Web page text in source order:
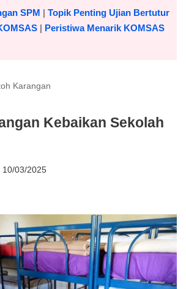
SPM | Topik Penting Ujian Bertutur
| Peristiwa Menarik KOMSAS
Karangan
Kebaikan Sekolah
10/03/2025